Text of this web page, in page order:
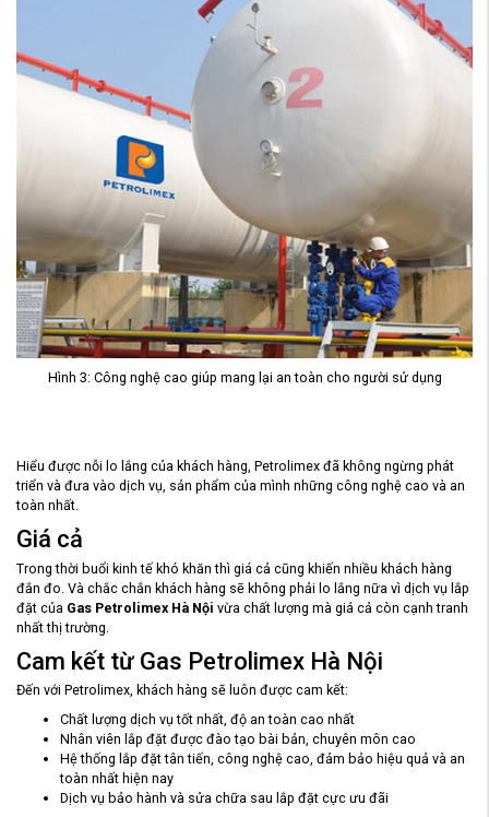
Hình 3: Công nghệ cao giúp mang lại an toàn cho người sử dụng
Hiểu được nỗi lo lắng của khách hàng, Petrolimex đã không ngừng phát
triển và đưa vào dịch vụ, sản phẩm của mình những công nghệ cao và an
toàn nhất.
Giá cả
Trong thời buổi kinh tế khó khăn thì giá cả cũng khiến nhiều khách hàng
đắn đo. Và chắc chắn khách hàng sẽ không phải lo lắng nữa vì dịch vụ lắp
đặt của Gas Petrolimex Hà Nội vừa chất lượng mà giá cả còn cạnh tranh
nhất thị trường.
Cam kết từ Gas Petrolimex Hà Nội
Đến với Petrolimex, khách hàng sẽ luôn được cam kết:
Chất lượng dịch vụ tốt nhất, độ an toàn cao nhất
Nhân viên lắp đặt được đào tạo bài bản, chuyên môn cao
Hệ thống lắp đặt tân tiến, công nghệ cao, đảm bảo hiệu quả và an
toàn nhất hiện nay
Dịch vụ bảo hành và sửa chữa sau lắp đặt cực ưu đãi